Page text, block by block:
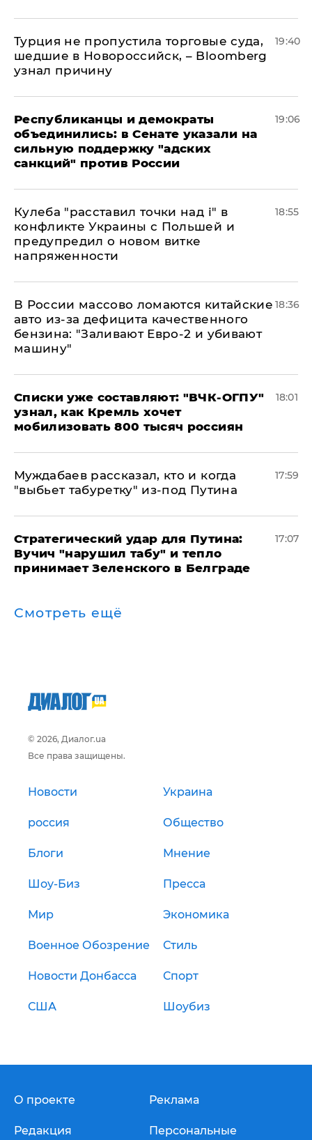
Турция не пропустила торговые суда,
шедшие в Новороссийск, – Bloomberg
узнал причину
19:40
Республиканцы и демократы
объединились: в Сенате указали на
сильную поддержку "адских
санкций" против России
19:06
Кулеба "расставил точки над і" в
конфликте Украины с Польшей и
предупредил о новом витке
напряженности
18:55
В России массово ломаются китайские
авто из-за дефицита качественного
бензина: "Заливают Евро-2 и убивают
машину"
18:36
Списки уже составляют: "ВЧК-ОГПУ"
узнал, как Кремль хочет
мобилизовать 800 тысяч россиян
18:01
Муждабаев рассказал, кто и когда
"выбьет табуретку" из-под Путина
17:59
Стратегический удар для Путина:
Вучич "нарушил табу" и тепло
принимает Зеленского в Белграде
17:07
Смотреть ещё
© 2026, Диалог.ua
Все права защищены.
Новости Украина
россия Общество
Блоги Мнение
Шоу-Биз Пресса
Мир Экономика
Военное Обозрение Стиль
Новости Донбасса Спорт
США Шоубиз
О проекте
Редакция
Реклама
Персональные